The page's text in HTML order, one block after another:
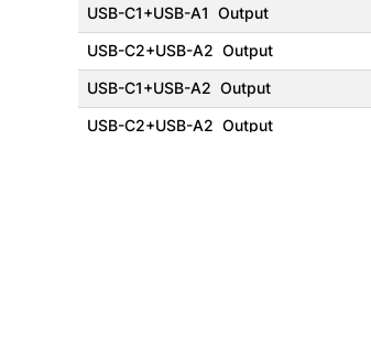
USB-C1+USB-A1 Output
USB-C2+USB-A2 Output
USB-C1+USB-A2 Output
USB-C2+USB-A2 Output